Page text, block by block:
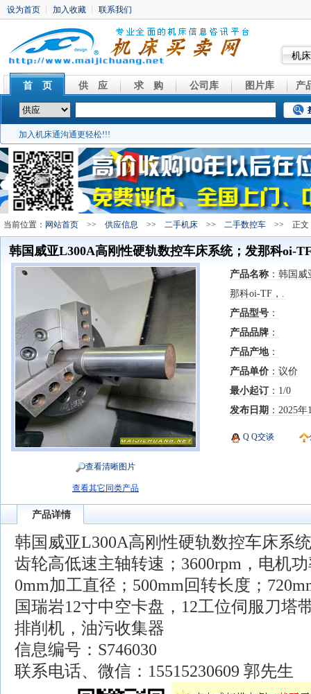
机
首 页 供 应 求 购 公司库 图片库 产
加入机床通沟通更轻松!!!
当前位置： 网站首页 >> 供应信息 >> 二手机床 >> 二手数控车 >> 正文
韩国威亚L300A高刚性硬轨数控车床系统；发那科oi-
查看清晰图片
查看其它同类产品
产品名称 ：韩国
那科oi-TF，.
产品型号 ：
产品品牌 ：
产品产地：
产品单价 ：议价
最小起订：1/0
发布日期 ：2025
Q Q交谈
产品详情
韩国威亚L300A高刚性硬轨数控车床系
齿轮高低速主轴转速；3600rpm，电机
0mm加工直径；500mm回转长度；
国瑞岩12寸中空卡盘，12工位伺服刀塔
排削机，油污收集器
信息编号：S746030
联系电话、微信：15515230609 郭先生